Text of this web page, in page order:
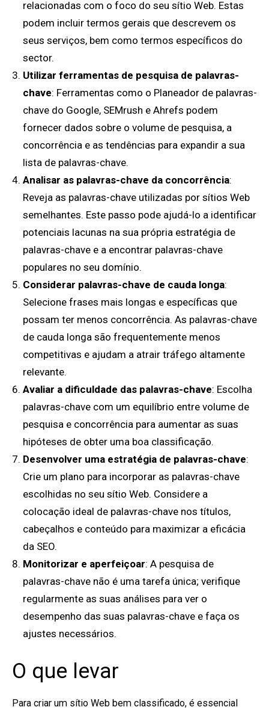
relacionadas com o foco do seu sítio Web. Estas
podem incluir termos gerais que descrevem os
seus serviços, bem como termos específicos do
sector.
Utilizar ferramentas de pesquisa de palavras-
chave: Ferramentas como o Planeador de palavras-
chave do Google, SEMrush e Ahrefs podem
fornecer dados sobre o volume de pesquisa, a
concorrência e as tendências para expandir a sua
lista de palavras-chave.
Analisar as palavras-chave da concorrência:
Reveja as palavras-chave utilizadas por sítios Web
semelhantes. Este passo pode ajudá-lo a identificar
potenciais lacunas na sua própria estratégia de
palavras-chave e a encontrar palavras-chave
populares no seu domínio.
Considerar palavras-chave de cauda longa:
Selecione frases mais longas e específicas que
possam ter menos concorrência. As palavras-chave
de cauda longa são frequentemente menos
competitivas e ajudam a atrair tráfego altamente
relevante.
Avaliar a dificuldade das palavras-chave: Escolha
palavras-chave com um equilíbrio entre volume de
pesquisa e concorrência para aumentar as suas
hipóteses de obter uma boa classificação.
Desenvolver uma estratégia de palavras-chave:
Crie um plano para incorporar as palavras-chave
escolhidas no seu sítio Web. Considere a
colocação ideal de palavras-chave nos títulos,
cabeçalhos e conteúdo para maximizar a eficácia
da SEO.
Monitorizar e aperfeiçoar: A pesquisa de
palavras-chave não é uma tarefa única; verifique
regularmente as suas análises para ver o
desempenho das suas palavras-chave e faça os
ajustes necessários.
O que levar
Para criar um sítio Web bem classificado, é essencial